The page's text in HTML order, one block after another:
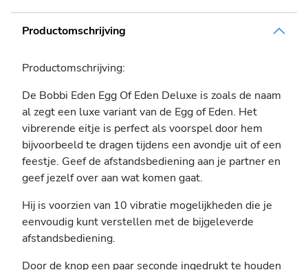
Productomschrijving
Productomschrijving:
De Bobbi Eden Egg Of Eden Deluxe is zoals de naam
al zegt een luxe variant van de Egg of Eden. Het
vibrerende eitje is perfect als voorspel door hem
bijvoorbeeld te dragen tijdens een avondje uit of een
feestje. Geef de afstandsbediening aan je partner en
geef jezelf over aan wat komen gaat.
Hij is voorzien van 10 vibratie mogelijkheden die je
eenvoudig kunt verstellen met de bijgeleverde
afstandsbediening.
Door de knop een paar seconde ingedrukt te houden